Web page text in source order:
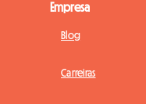
Empresa
Blog
Carreiras